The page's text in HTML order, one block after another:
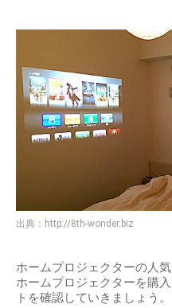
出典： http://8th-wonder.biz
ホームプロジェクターの人
ホームプロジェクターを購
トを確認していきましょう。